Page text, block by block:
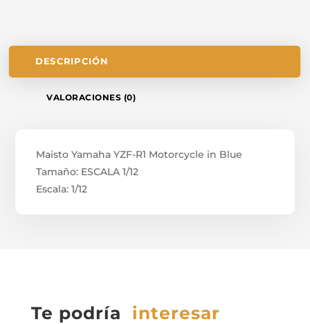
DESCRIPCIÓN
VALORACIONES (0)
Maisto Yamaha YZF-R1 Motorcycle in Blue
Tamaño: ESCALA 1/12
Escala: 1/12
Te podría interesar